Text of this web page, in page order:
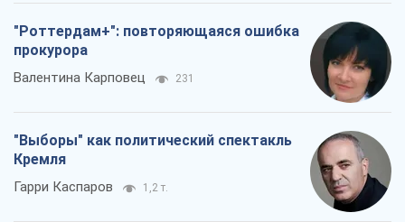
"Роттердам+": повторяющаяся ошибка
прокурора
Валентина Карповец 231
"Выборы" как политический спектакль
Кремля
Гарри Каспаров 1,2 т.